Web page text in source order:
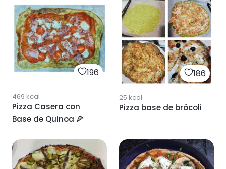
196
469 kcal
Pizza Casera con
Base de Quinoa 🍕
186
25 kcal
Pizza base de brócoli